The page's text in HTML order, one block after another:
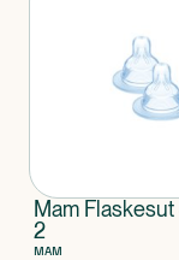
Mam
2
MAM